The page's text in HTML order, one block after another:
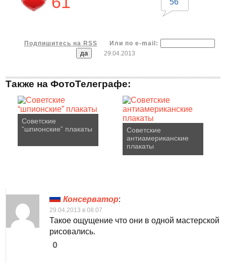
56
Подпишитесь на RSS
Или по e-mail:
29.04.2013
Также на ФотоТелеграфе:
Советские
“шпионские” плакаты
Советские
антиамериканские
плакаты
Консерватор:
29.04.2013 в 08:07
Такое ощущение что они в одной мастерской
рисовались.
0